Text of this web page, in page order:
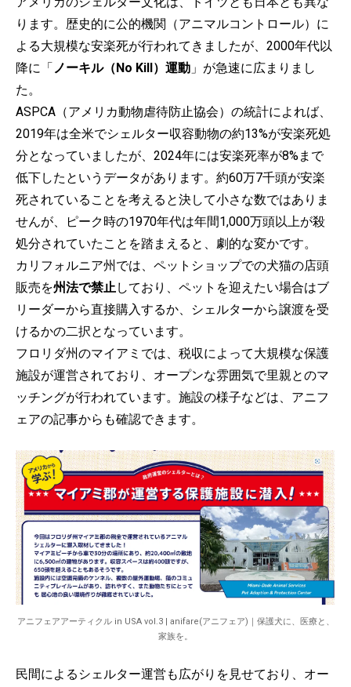
ります。歴史的に公的機関（アニマルコントロール）に
よる大規模な安楽死が行われてきましたが、2000年代以
降に「ノーキル（No Kill）運動 」が急速に広まりまし
た。
ASPCA（アメリカ動物虐待防止協会）の統計によれば、
2019年は全米でシェルター収容動物の約13%が安楽死処
分となっていましたが、2024年には安楽死率が8%まで
低下したというデータがあります。約60万7千頭が安楽
死されていることを考えると決して小さな数ではありま
せんが、ピーク時の1970年代は年間1,000万頭以上が殺
処分されていたことを踏まえると、劇的な変かです。
カリフォルニア州では、ペットショップでの犬猫の店頭
販売を州法で禁止しており、ペットを迎えたい場合はブ
リーダーから直接購入するか、シェルターから譲渡を受
けるかの二択となっています。
フロリダ州のマイアミでは、税収によって大規模な保護
施設が運営されており、オープンな雰囲気で里親とのマ
ッチングが行われています。施設の様子などは、アニフ
ェアの記事からも確認できます。
アニフェアアーティクル in USA vol.3 | anifare(アニフェア)｜保護犬に、医療と、
家族を。
民間によるシェルター運営も広がりを見せており、オー